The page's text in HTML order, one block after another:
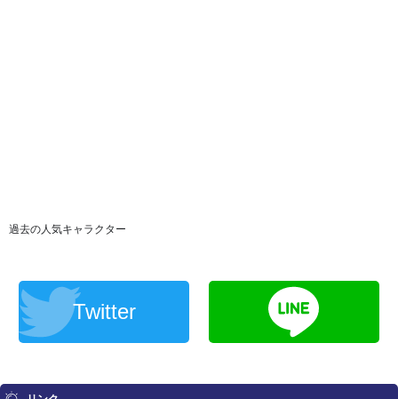
過去の人気キャラクター
Twitter